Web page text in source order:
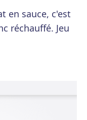
en sauce, c'est
réchauffé. Jeu